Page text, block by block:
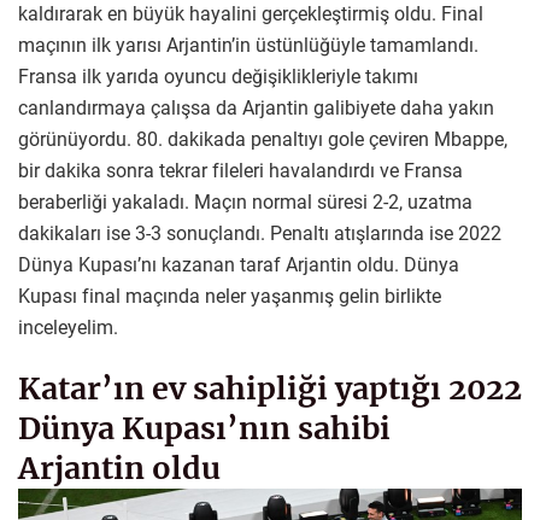
kaldırarak en büyük hayalini gerçekleştirmiş oldu. Final
maçının ilk yarısı Arjantin’in üstünlüğüyle tamamlandı.
Fransa ilk yarıda oyuncu değişiklikleriyle takımı
canlandırmaya çalışsa da Arjantin galibiyete daha yakın
görünüyordu. 80. dakikada penaltıyı gole çeviren Mbappe,
bir dakika sonra tekrar fileleri havalandırdı ve Fransa
beraberliği yakaladı. Maçın normal süresi 2-2, uzatma
dakikaları ise 3-3 sonuçlandı. Penaltı atışlarında ise 2022
Dünya Kupası’nı kazanan taraf Arjantin oldu. Dünya
Kupası final maçında neler yaşanmış gelin birlikte
inceleyelim.
Katar’ın ev sahipliği yaptığı 2022
Dünya Kupası’nın sahibi
Arjantin oldu